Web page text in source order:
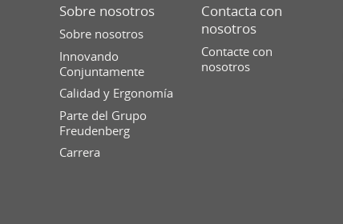
Sobre nosotros
Sobre nosotros
Innovando
Conjuntamente
Calidad y Ergonomía
Parte del Grupo
Freudenberg
Carrera
Contacta con
nosotros
Contacte con
nosotros